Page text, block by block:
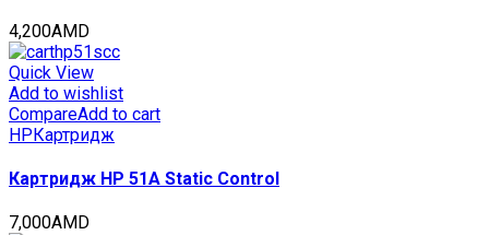
4,200AMD
Quick View
Add to wishlist
CompareAdd to cart
HPКартридж
Картридж HP 51A Static Control
7,000AMD